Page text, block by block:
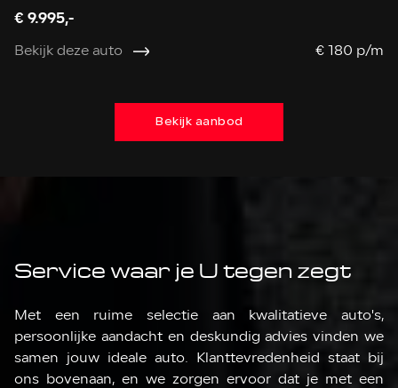
€ 9.995,-
Bekijk deze auto € 180 p/m
Bekijk aanbod
Service waar je U tegen zegt
Met een ruime selectie aan kwalitatieve auto's,
persoonlijke aandacht en deskundig advies vinden we
samen jouw ideale auto. Klanttevredenheid staat bij
ons bovenaan, en we zorgen ervoor dat je met een